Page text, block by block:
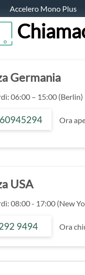
Accelero Mono Plus
Germania
06:00 – 15:00 (Berlin)
Ora
USA
08:00 - 17:00 (New
9494 Ora